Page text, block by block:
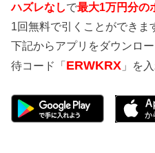
ハズレなしで最大1万円分の
1回無料で引くことができま
下記からアプリをダウンロ
待コード「ERWKRX 」を